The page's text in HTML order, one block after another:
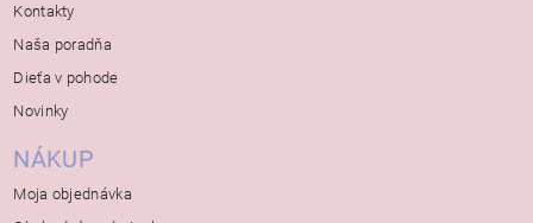
Kontakty
Naša poradňa
Dieťa v pohode
Novinky
NÁKUP
Moja objednávka